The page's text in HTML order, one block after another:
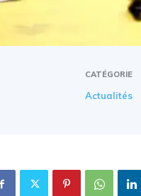
CATÉGORIE
Actualités